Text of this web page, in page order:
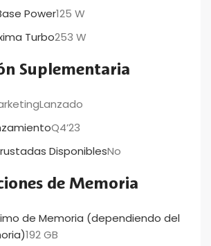
Power125 W
Turbo253 W
Suplementaria
Lanzado
Q4’23
DisponiblesNo
de Memoria
de Memoria (dependiendo del
192 GB